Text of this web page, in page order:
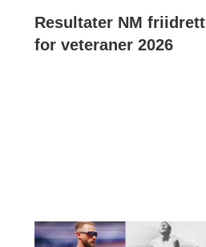
Resultater NM friidrett
for veteraner 2026